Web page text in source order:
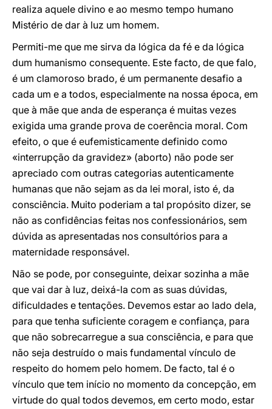
realiza aquele divino e ao mesmo tempo humano
Mistério de dar à luz um homem.
Permiti-me que me sirva da lógica da fé e da lógica
dum humanismo consequente. Este facto, de que falo,
é um clamoroso brado, é um permanente desafio a
cada um e a todos, especialmente na nossa época, em
que à mãe que anda de esperança é muitas vezes
exigida uma grande prova de coerência moral. Com
efeito, o que é eufemisticamente definido como
«interrupção da gravidez» (aborto) não pode ser
apreciado com outras categorias autenticamente
humanas que não sejam as da lei moral, isto é, da
consciência. Muito poderiam a tal propósito dizer, se
não as confidências feitas nos confessionários, sem
dúvida as apresentadas nos consultórios para a
maternidade responsável.
Não se pode, por conseguinte, deixar sozinha a mãe
que vai dar à luz, deixá-la com as suas dúvidas,
dificuldades e tentações. Devemos estar ao lado dela,
para que tenha suficiente coragem e confiança, para
que não sobrecarregue a sua consciência, e para que
não seja destruído o mais fundamental vínculo de
respeito do homem pelo homem. De facto, tal é o
vínculo que tem início no momento da concepção, em
virtude do qual todos devemos, em certo modo, estar